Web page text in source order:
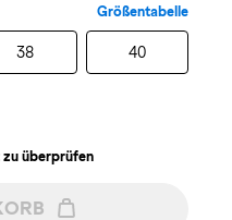
Größentabelle
38 40
zu überprüfen